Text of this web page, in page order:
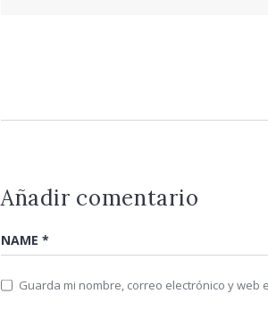
Añadir comentario
Guarda mi nombre, correo electrónico y